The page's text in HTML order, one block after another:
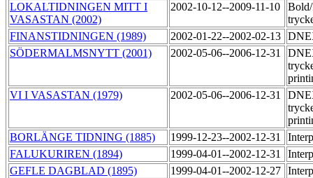
LOKALTIDNINGEN MITT I
VASASTAN (2002)
2002-10-12--2009-11-10
FINANSTIDNINGEN (1989)
2002-01-22--2002-02-13
SÖDERMALMSNYTT (2001)
2002-05-06--2006-12-31
VI I VASASTAN (1979)
2002-05-06--2006-12-31
BORLÄNGE TIDNING (1885)
1999-12-23--2002-12-31
FALUKURIREN (1894)
1999-04-01--2002-12-31
GEFLE DAGBLAD (1895)
1999-04-01--2002-12-27